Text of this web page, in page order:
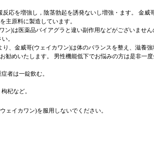
反応を増強し，陰茎勃起を誘発ないし増強 ・ ます。 金威
主原料に製造しています。
ン)は医薬品バイアグラと違い副作用などがございませ
。
り、金威哥(ウェイカワン)は体のバランスを整え、滋養
勧めいたします。 男性機能低下でお悩みの方は是非一
者は一錠飲む。
杞など。
ウェイカワン)を服用しないでください。